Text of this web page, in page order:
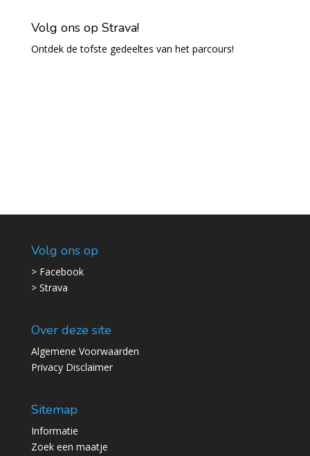
Volg ons op Strava!
Ontdek de tofste gedeeltes van het parcours!
Volg ons op
> Facebook
> Strava
Over deze site
Algemene Voorwaarden
Privacy Disclaimer
Sitemap
Informatie
Zoek een maatje